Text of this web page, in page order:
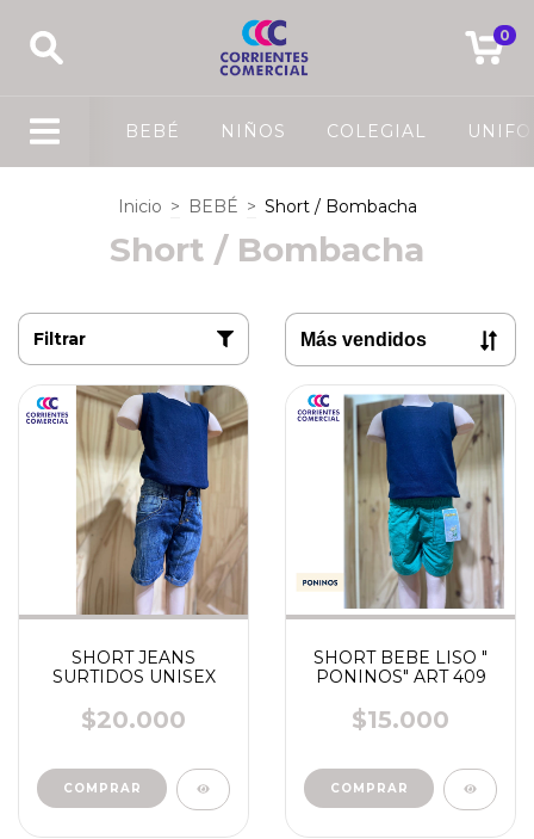
0
BEBÉ NIÑOS COLEGIAL
Inicio > BEBÉ > Short / Bombacha
Short / Bombacha
Filtrar
SHORT JEANS
SURTIDOS UNISEX
$20.000
COMPRAR
SHORT BEBE LISO "
PONINOS" ART 409
$15.000
COMPRAR